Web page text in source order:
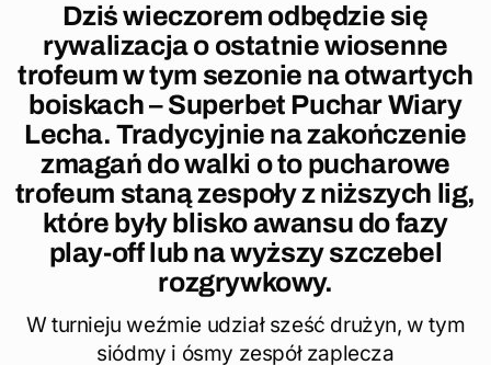
Dziś wieczorem odbędzie się
rywalizacja o ostatnie wiosenne
trofeum w tym sezonie na otwartych
boiskach – Superbet Puchar Wiary
Lecha. Tradycyjnie na zakończenie
zmagań do walki o to pucharowe
trofeum staną zespoły z niższych lig,
które były blisko awansu do fazy
play-off lub na wyższy szczebel
rozgrywkowy.
W turnieju weźmie udział sześć drużyn, w tym
siódmy i ósmy zespół zaplecza